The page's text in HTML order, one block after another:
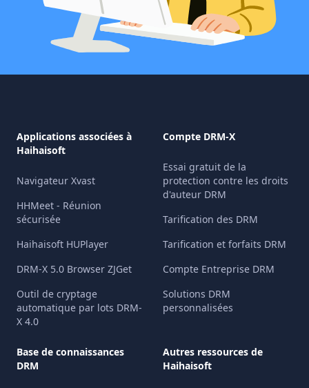
fichiers, où les utilisateurs peuvent
consulter et lire directement les
fichiers multimédia cryptés
téléchargés et stockés localement
sur leurs appareils iOS.
Saisir URL:
Offre un champ de saisie
URL pratique. Les utilisateurs
peuvent coller ou saisir directement
l'URL complète d'un fichier vidéo ou
https://www.drm-x.com/.../file.mp4)
Playdans le coin
Applications associées à
Haihaisoft
Navigateur Xvast
HHMeet - Réunion
sécurisée
Haihaisoft HUPlayer
DRM-X 5.0 Browser ZJGet
Outil de cryptage
automatique par lots DRM-
X 4.0
Compte DRM-X
Essai gratuit de la
protection contre les droits
d'auteur DRM
Tarification des DRM
Tarification et forfaits DRM
Compte Entreprise DRM
Solutions DRM
personnalisées
Base de connaissances
DRM
Autres ressources de
Haihaisoft